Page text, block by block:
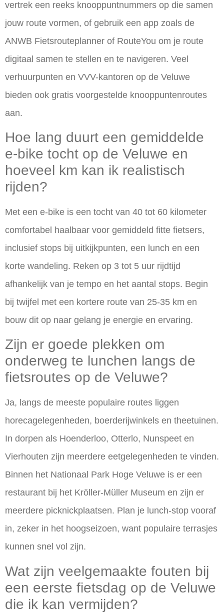
vertrek een reeks knooppuntnummers op die samen
jouw route vormen, of gebruik een app zoals de
ANWB Fietsrouteplanner of RouteYou om je route
digitaal samen te stellen en te navigeren. Veel
verhuurpunten en VVV-kantoren op de Veluwe
bieden ook gratis voorgestelde knooppuntenroutes
aan.
Hoe lang duurt een gemiddelde
e-bike tocht op de Veluwe en
hoeveel km kan ik realistisch
rijden?
Met een e-bike is een tocht van 40 tot 60 kilometer
comfortabel haalbaar voor gemiddeld fitte fietsers,
inclusief stops bij uitkijkpunten, een lunch en een
korte wandeling. Reken op 3 tot 5 uur rijdtijd
afhankelijk van je tempo en het aantal stops. Begin
bij twijfel met een kortere route van 25-35 km en
bouw dit op naar gelang je energie en ervaring.
Zijn er goede plekken om
onderweg te lunchen langs de
fietsroutes op de Veluwe?
Ja, langs de meeste populaire routes liggen
horecagelegenheden, boerderijwinkels en theetuinen.
In dorpen als Hoenderloo, Otterlo, Nunspeet en
Vierhouten zijn meerdere eetgelegenheden te vinden.
Binnen het Nationaal Park Hoge Veluwe is er een
restaurant bij het Kröller-Müller Museum en zijn er
meerdere picknickplaatsen. Plan je lunch-stop vooraf
in, zeker in het hoogseizoen, want populaire terrasjes
kunnen snel vol zijn.
Wat zijn veelgemaakte fouten bij
een eerste fietsdag op de Veluwe
die ik kan vermijden?